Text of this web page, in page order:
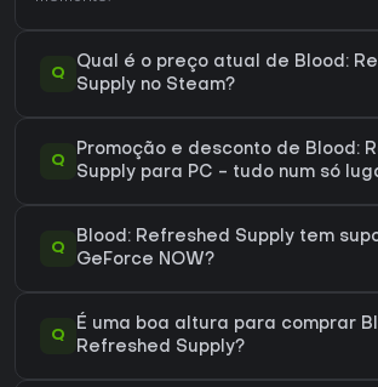
Q
Qual é o preço atual de Blood:
Supply no Steam?
Q
Promoção e desconto de Blood:
Supply para PC - tudo num só
Q
Blood: Refreshed Supply tem
GeForce NOW?
Q
É uma boa altura para comprar
Refreshed Supply?